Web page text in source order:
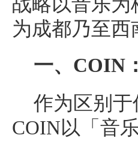
为成都乃至
一、 COIN
作为区别于
COIN以「音